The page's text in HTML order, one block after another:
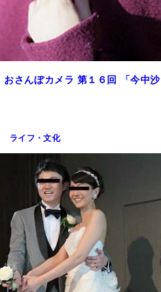
おさんぽカメラ 第１６回 「今中沙
ライフ・文化